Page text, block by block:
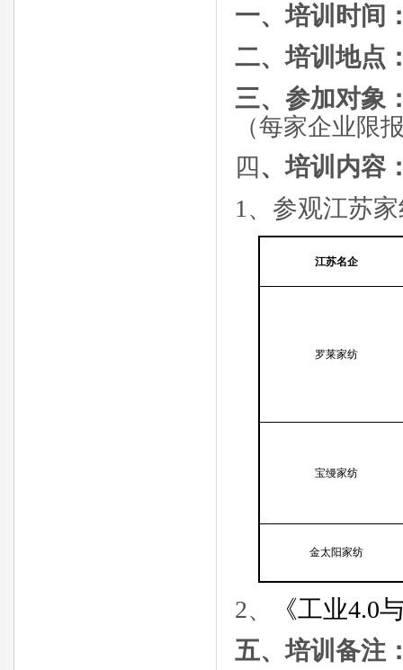
一、培训时间
二、培训地点
三、参加对象
（每家企业限
四、培训内容
1 、 参观江苏
江苏名企
罗莱家纺
宝缦家纺
金太阳家纺
2、 《工业4.0
五、培训备注